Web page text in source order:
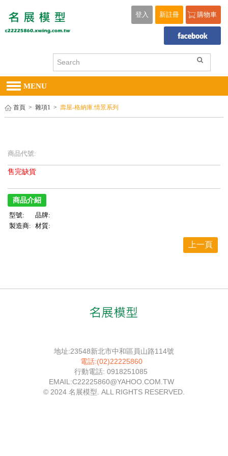
購物車
新註冊
登入
MENU
首頁 > 雜項1 > 壽屋-格納庫.情景系列
商品代號:
售完缺貨
商品介紹
型號:
品牌:
製造商:
材質:
上一頁
地址:23548新北市中和區員山路114號
電話:(02)22225860
行動電話: 0918251085
EMAIL:C22225860@YAHOO.COM.TW
© 2024 名展模型. ALL RIGHTS RESERVED.